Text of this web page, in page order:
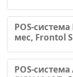
POS-
мес, Frontol
POS-